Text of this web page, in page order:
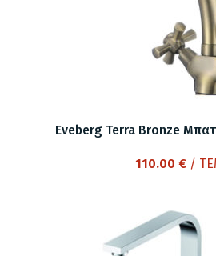
Eveberg Terra Bronze
110.00 €/